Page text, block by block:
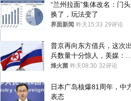
“兰州拉面”集体改名：门头
换了，玩法变了
界面新闻 昨天15:33 29评论
普京再向东方借兵，这次出
兵数量十分惊人，美媒：俄
朝要动真格？
烽火菌 昨天08:30 32评论
日本广岛核爆81周年，中
表态